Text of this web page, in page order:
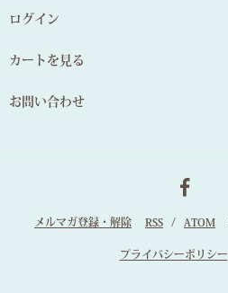
ログイン
カートを見る
お問い合わせ
メルマガ登録・解除 RSS / ATOM
プライバシーポリシー